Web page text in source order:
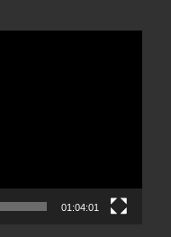
01:04:01